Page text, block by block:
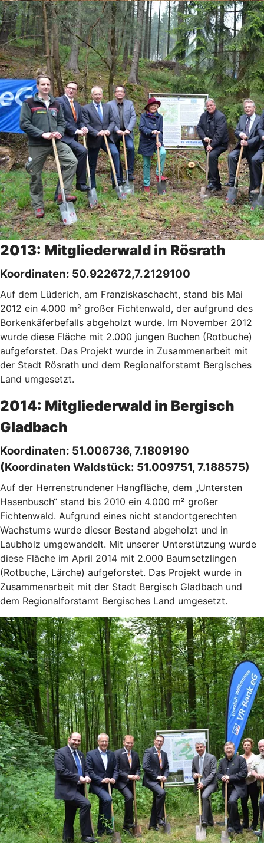
2013: Mitgliederwald in Rösrath
Koordinaten: 50.922672,7.2129100
Auf dem Lüderich, am Franziskaschacht, stand bis Mai
2012 ein 4.000 m² großer Fichtenwald, der aufgrund des
Borkenkäferbefalls abgeholzt wurde. Im November 2012
wurde diese Fläche mit 2.000 jungen Buchen (Rotbuche)
aufgeforstet. Das Projekt wurde in Zusammenarbeit mit
der Stadt Rösrath und dem Regionalforstamt Bergisches
Land umgesetzt.
2014: Mitgliederwald in Bergisch
Gladbach
Koordinaten: 51.006736, 7.1809190
(Koordinaten Waldstück: 51.009751, 7.188575)
Auf der Herrenstrundener Hangfläche, dem „Untersten
Hasenbusch“ stand bis 2010 ein 4.000 m² großer
Fichtenwald. Aufgrund eines nicht standortgerechten
Wachstums wurde dieser Bestand abgeholzt und in
Laubholz umgewandelt. Mit unserer Unterstützung wurde
diese Fläche im April 2014 mit 2.000 Baumsetzlingen
(Rotbuche, Lärche) aufgeforstet. Das Projekt wurde in
Zusammenarbeit mit der Stadt Bergisch Gladbach und
dem Regionalforstamt Bergisches Land umgesetzt.